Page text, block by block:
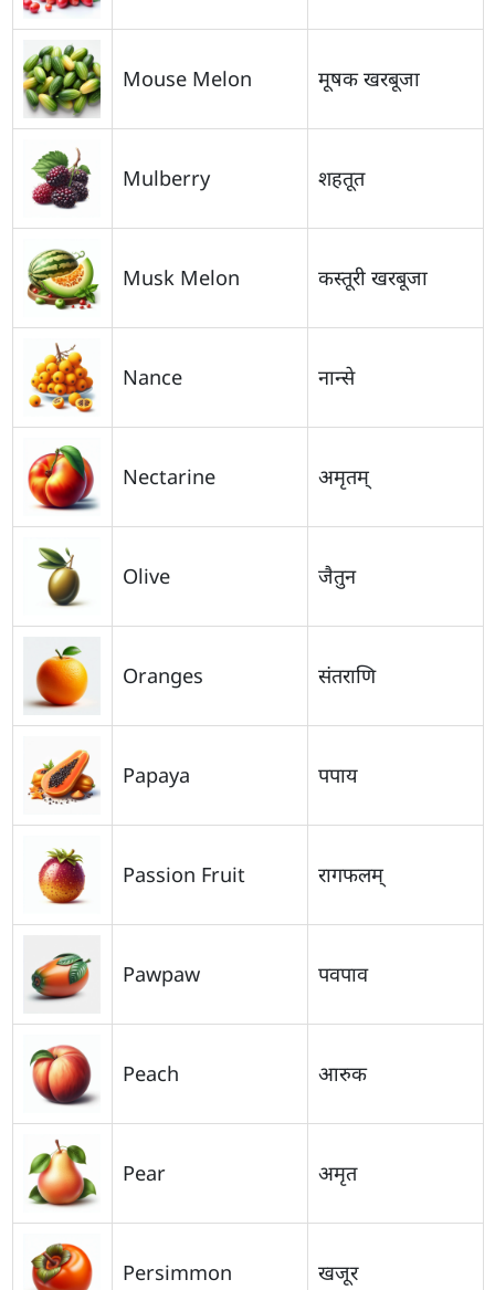
Mouse Melon मूषक खरबूजा
Mulberry शहतूत
Musk Melon कस्तूरी खरबूजा
Nance नान्से
Nectarine अमृतम्
Olive जैतुन
Oranges संतराणि
Papaya पपाय
Passion Fruit रागफलम्
Pawpaw पवपाव
Peach आरुक
Pear अमृत
Persimmon खजूर